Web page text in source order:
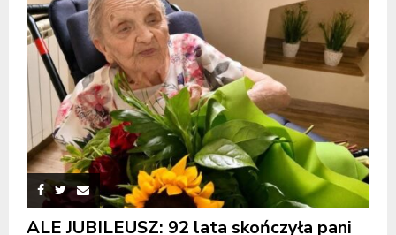
ALE JUBILEUSZ: 92 lata skończyła pani